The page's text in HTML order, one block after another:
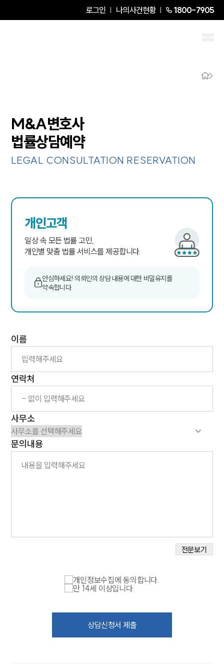
로그인 나의사건현황 1800-7905
오시는 길
통합검색
AI대륜
업무사례
법률정보
전체
M&A전문변호사
소식/자료
M&A변호사
법률상담예약
LEGAL CONSULTATION RESERVATION
개인고객
일상 속 모든 법률 고민,
개인별 맞춤 법률 서비스를 제공합니다.
안심하세요! 의뢰인의 상담 내용에 대한 비밀유지를
약속합니다.
이름
연락처
사무소
문의내용
전문보기
개인정보수집에 동의합니다.
만 14세 이상입니다.
상담신청서 제출